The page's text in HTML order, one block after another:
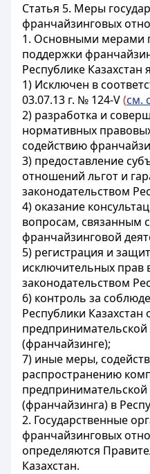
Статья 5. Меры
франчайзинговых
1. Основными мерами
поддержки
Республике Казахстан
1) Исключен в
03.07.13 г. № 124-V(см.
2) разработка и
нормативных
содействию
3) предоставление
отношений льгот и
законодательством
4) оказание
вопросам, связанным
франчайзинговой
5) регистрация и
исключительных прав
законодательством
6) контроль за
Республики Казахстан
(франчайзинге);
7) иные меры,
распространению
(франчайзинга) в
2. Государственные
франчайзинговых
определяются
Казахстан.